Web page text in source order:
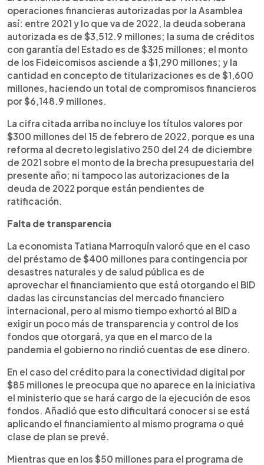
operaciones financieras autorizadas por la Asamblea
así: entre 2021 y lo que va de 2022, la deuda soberana
autorizada es de $3,512.9 millones; la suma de créditos
con garantía del Estado es de $325 millones; el monto
de los Fideicomisos asciende a $1,290 millones; y la
cantidad en concepto de titularizaciones es de $1,600
millones, haciendo un total de compromisos financieros
por $6,148.9 millones.
La cifra citada arriba no incluye los títulos valores por
$300 millones del 15 de febrero de 2022, porque es una
reforma al decreto legislativo 250 del 24 de diciembre
de 2021 sobre el monto de la brecha presupuestaria del
presente año; ni tampoco las autorizaciones de la
deuda de 2022 porque están pendientes de
ratificación.
Falta de transparencia
La economista Tatiana Marroquín valoró que en el caso
del préstamo de $400 millones para contingencia por
desastres naturales y de salud pública es de
aprovechar el financiamiento que está otorgando el BID
dadas las circunstancias del mercado financiero
internacional, pero al mismo tiempo exhortó al BID a
exigir un poco más de transparencia y control de los
fondos que otorgará, ya que en el marco de la
pandemia el gobierno no rindió cuentas de ese dinero.
En el caso del crédito para la conectividad digital por
$85 millones le preocupa que no aparece en la iniciativa
el ministerio que se hará cargo de la ejecución de esos
fondos. Añadió que esto dificultará conocer si se está
aplicando el financiamiento al mismo programa o qué
clase de plan se prevé.
Mientras que en los $50 millones para el programa de